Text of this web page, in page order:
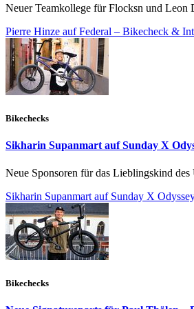
Neuer Teamkollege für Flocksn und Leon
Pierre Hinze auf Federal – Bikecheck &
Bikechecks
Sikharin Supanmart auf Sunday X
Neue Sponsoren für das Lieblingskind des
Sikharin Supanmart auf Sunday X
Bikechecks